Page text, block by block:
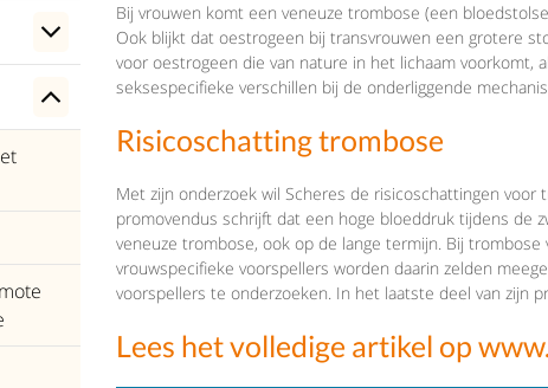
Bij vrouwen komt een veneuze trombose (een
Ook blijkt dat oestrogeen bij transvrouwen een grotere
voor oestrogeen die van nature in het lichaam
seksespecifieke verschillen bij de onderliggende
Risicoschatting trombose
Met zijn onderzoek wil Scheres de risicoschattingen
promovendus schrijft dat een hoge bloeddruk tijdens de
veneuze trombose, ook op de lange termijn. Bij
vrouwspecifieke voorspellers worden daarin zelden
voorspellers te onderzoeken. In het laatste deel van zijn
Lees het volledige artikel op